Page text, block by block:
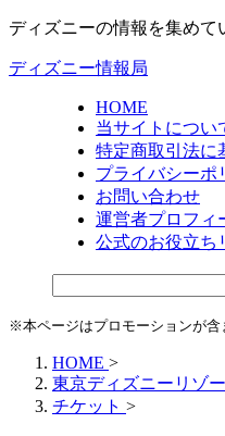
ディズニーの情報を集めて
ディズニー情報局
HOME
当サイトについ
特定商取引法に
プライバシーポ
お問い合わせ
運営者プロフィ
公式のお役立ち
※本ページはプロモーションが含
HOME >
東京ディズニーリゾ
チケット >